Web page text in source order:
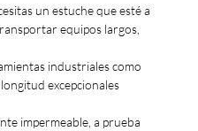
un estuche que esté a
equipos largos,
industriales como
excepcionales
impermeable, a prueba